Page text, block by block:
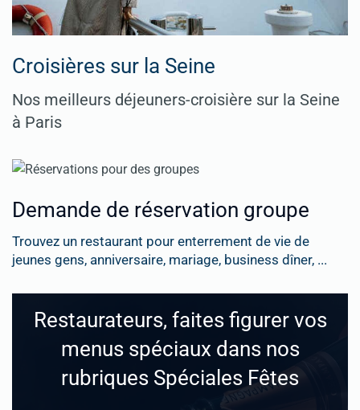
Croisières sur la Seine
Nos meilleurs déjeuners-croisière sur la Seine
à Paris
Demande de réservation groupe
Trouvez un restaurant pour enterrement de vie de
jeunes gens, anniversaire, mariage, business dîner, ...
Restaurateurs, faites figurer vos
menus spéciaux dans nos
rubriques Spéciales Fêtes